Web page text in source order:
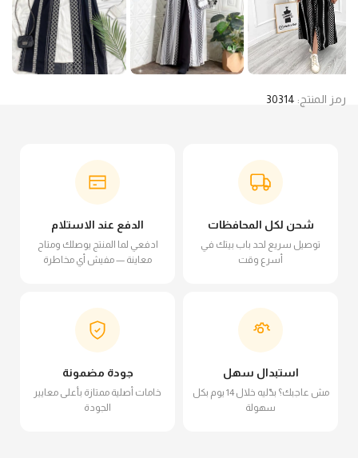
رمز المنتج: 30314
شحن لكل المحافظات
توصيل سريع لحد باب بيتك في
أسرع وقت
الدفع عند الاستلام
ادفعي لما المنتج يوصلك ومتاح
معاينة — مفيش أي مخاطرة
استبدال سهل
مش عاجبك؟ بدّليه خلال 14 يوم بكل
سهولة
جودة مضمونة
خامات أصلية ممتازة بأعلى معايير
الجودة